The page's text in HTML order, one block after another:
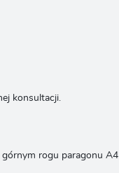
konsultacji.
górnym rogu paragonu A4